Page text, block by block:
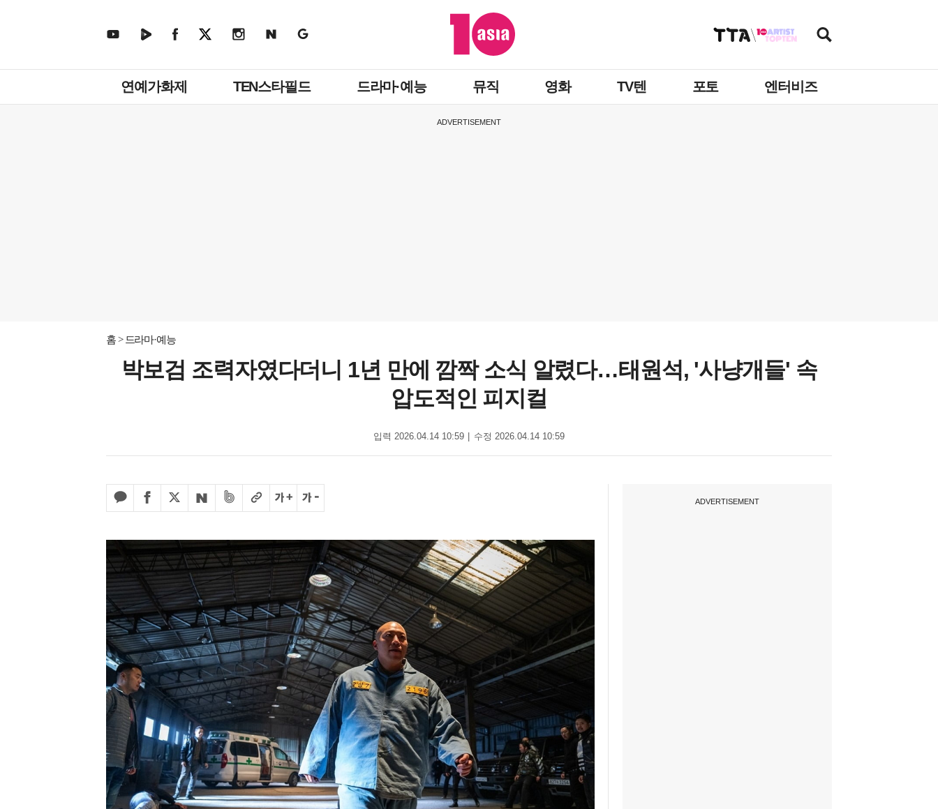
뉴
연예가화제 TEN스타필드 드라마·예능 뮤직 영화 TV텐 포토 엔터비즈
ADVERTISEMENT
홈 드라마·예능
박보검 조력자였다더니 1년 만에 깜짝 소식 알렸다…태원석, '사냥개들' 속
압도적인 피지컬
입력 2026.04.14 10:59 수정 2026.04.14 10:59
ADVERTISEMENT